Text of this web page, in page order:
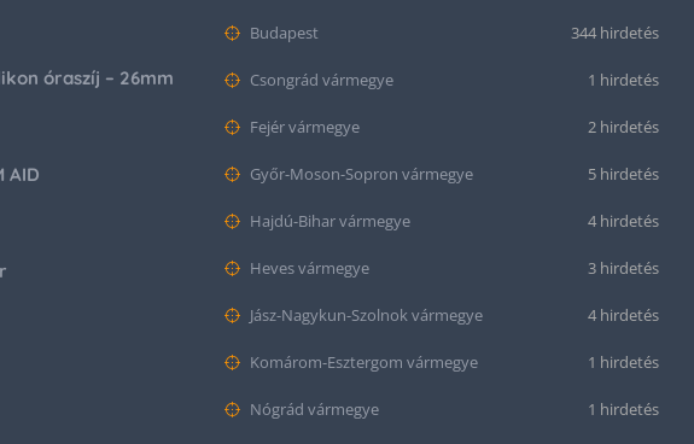
óraszíj – 26mm
AID
Budapest 344 hirdetés
Csongrád vármegye 1 hirdetés
Fejér vármegye 2 hirdetés
Győr-Moson-Sopron vármegye 5 hirdetés
Hajdú-Bihar vármegye 4 hirdetés
Heves vármegye 3 hirdetés
Jász-Nagykun-Szolnok vármegye 4 hirdetés
Komárom-Esztergom vármegye 1 hirdetés
Nógrád vármegye 1 hirdetés